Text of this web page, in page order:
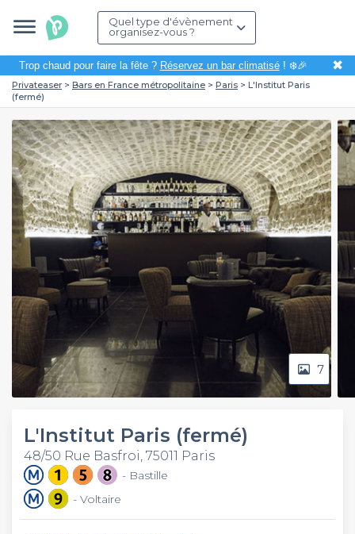
Quel type d'évènement
organisez-vous ?
Trop chaud pour faire la fête ? Réservez un bar climatisé! ❄️🎉 ✖
Privateaser Bars en France métropolitaine Paris
L'Institut Paris
(fermé)
7
L'Institut Paris (fermé)
48/50 Rue Basfroi, 75011 Paris
- Bastille
- Voltaire